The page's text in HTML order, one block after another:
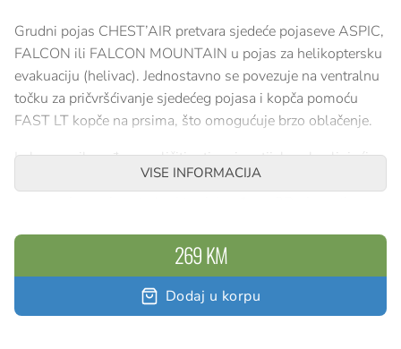
Grudni pojas CHEST’AIR pretvara sjedeće pojaseve ASPIC,
FALCON ili FALCON MOUNTAIN u pojas za helikoptersku
evakuaciju (helivac). Jednostavno se povezuje na ventralnu
točku za pričvršćivanje sjedećeg pojasa i kopča pomoću
FAST LT kopče na prsima, što omogućuje brzo oblačenje.
Lako se prilagođava različitim tipovima tijela zahvaljujući
DOUBLEBACK samoblokirajućim kopčama na
udobnost tijekom visećeg položaja.
VISE INFORMACIJA
269 KM
Dodaj u korpu